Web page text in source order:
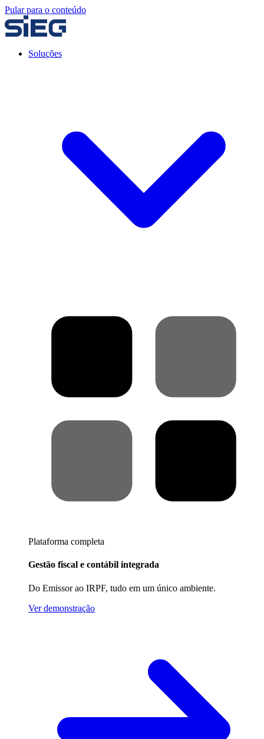
Pular para o conteúdo
Soluções
Plataforma completa
Gestão fiscal e contábil integrada
Do Emissor ao IRPF, tudo em um único ambiente.
Ver demonstração